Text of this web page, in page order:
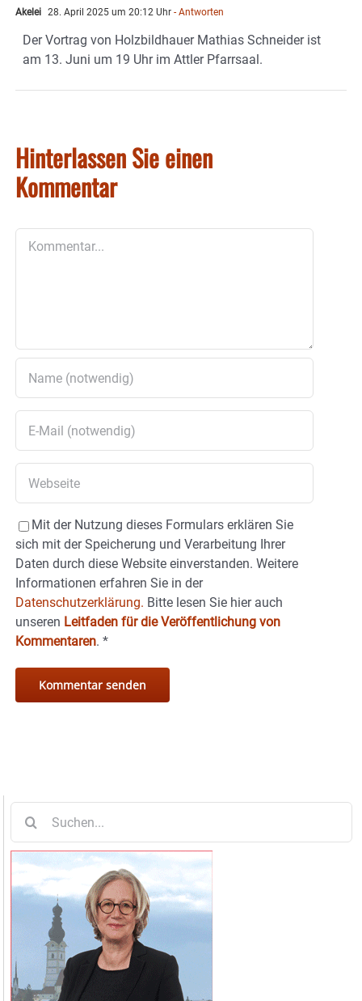
Akelei 28. April 2025 um 20:12 Uhr - Antworten
Der Vortrag von Holzbildhauer Mathias Schneider ist
am 13. Juni um 19 Uhr im Attler Pfarrsaal.
Hinterlassen Sie einen
Kommentar
Mit der Nutzung dieses Formulars erklären Sie
sich mit der Speicherung und Verarbeitung Ihrer
Daten durch diese Website einverstanden. Weitere
Informationen erfahren Sie in der
Datenschutzerklärung. Bitte lesen Sie hier auch
unseren Leitfaden für die Veröffentlichung von
Kommentaren. *
nach: